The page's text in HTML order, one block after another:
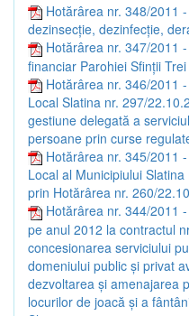
Hotărârea nr. 348/2011
dezinsecţie, dezinfecţie,
Hotărârea nr. 347/2011
financiar Parohiei Sfinţii
Hotărârea nr. 346/2011
Local Slatina nr. 297/
gestiune delegată a
persoane prin curse
Hotărârea nr. 345/2011
Local al Municipiului
prin Hotărârea nr. 260/
Hotărârea nr. 344/2011
pe anul 2012 la contractul
concesionarea serviciului
domeniului public şi privat
dezvoltarea şi amenajarea
locurilor de joacă şi a